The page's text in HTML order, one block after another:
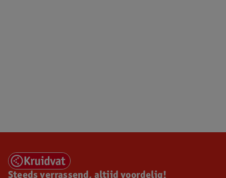
Steeds verrassend, altijd voordelig!